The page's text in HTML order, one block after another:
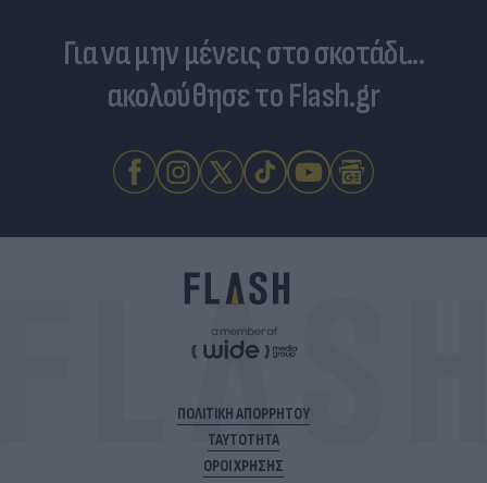
Για να μην μένεις στο σκοτάδι...
ακολούθησε το Flash.gr
ΠΟΛΙΤΙΚΗ ΑΠΟΡΡΗΤΟΥ
ΤΑΥΤΟΤΗΤΑ
ΟΡΟΙ ΧΡΗΣΗΣ